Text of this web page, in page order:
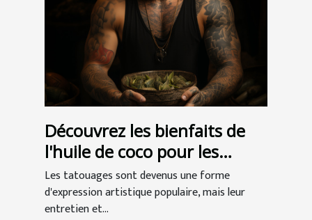
Découvrez les bienfaits de
l'huile de coco pour les
tatouages
Les tatouages sont devenus une forme
d'expression artistique populaire, mais leur
entretien et...